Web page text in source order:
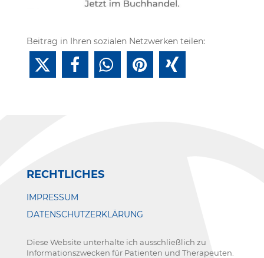
Beitrag in Ihren sozialen Netzwerken teilen:
RECHTLICHES
IMPRESSUM
DATENSCHUTZERKLÄRUNG
Diese Website unterhalte ich ausschließlich zu
Informationszwecken für Patienten und Therapeuten.